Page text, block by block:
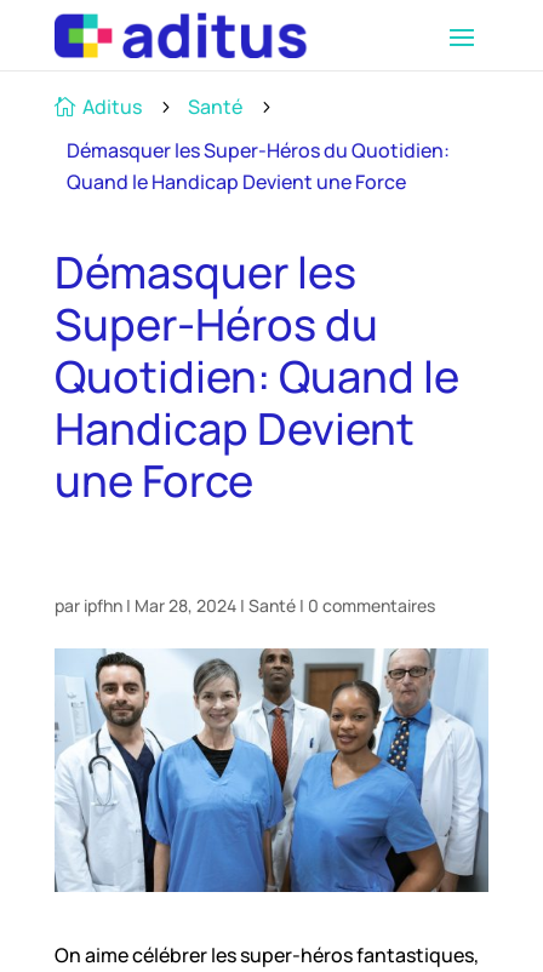
 Aditus 5 Santé 5
Démasquer les Super-Héros du Quotidien:
Quand le Handicap Devient une Force
Démasquer les
Super-Héros du
Quotidien: Quand le
Handicap Devient
une Force
par ipfhn| Mar 28, 2024| Santé| 0 commentaires
On aime célébrer les super-héros fantastiques,